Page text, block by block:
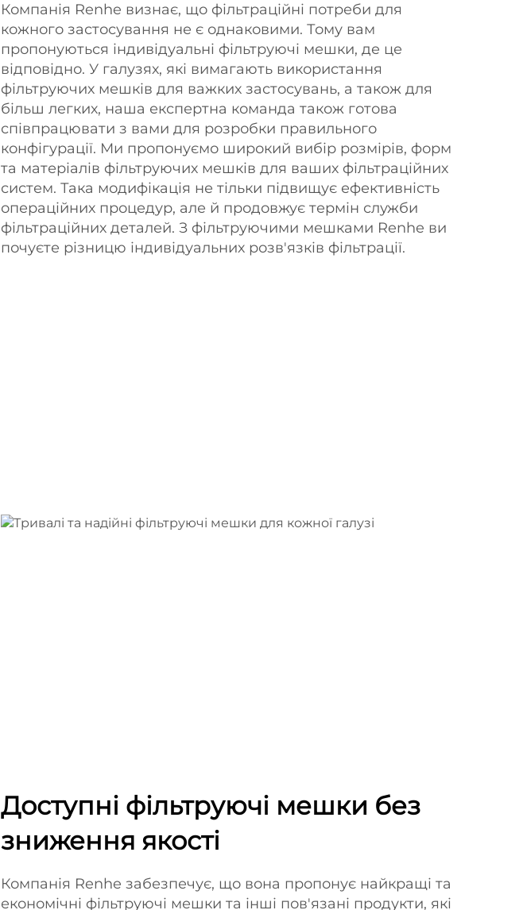
Компанія Renhe визнає, що фільтраційні потреби для
кожного застосування не є однаковими. Тому вам
пропонуються індивідуальні фільтруючі мешки, де це
відповідно. У галузях, які вимагають використання
фільтруючих мешків для важких застосувань, а також для
більш легких, наша експертна команда також готова
співпрацювати з вами для розробки правильного
конфігурації. Ми пропонуємо широкий вибір розмірів, форм
та матеріалів фільтруючих мешків для ваших фільтраційних
систем. Така модифікація не тільки підвищує ефективність
операційних процедур, але й продовжує термін служби
фільтраційних деталей. З фільтруючими мешками Renhe ви
почуєте різницю індивідуальних розв'язків фільтрації.
Доступні фільтруючі мешки без
зниження якості
Компанія Renhe забезпечує, що вона пропонує найкращі та
економічні фільтруючі мешки та інші пов'язані продукти, які